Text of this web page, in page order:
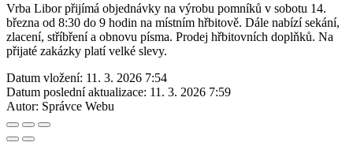
Vrba Libor přijímá objednávky na výrobu pomníků v sobotu 14.
března od 8:30 do 9 hodin na místním hřbitově. Dále nabízí sekání,
zlacení, stříbření a obnovu písma. Prodej hřbitovních doplňků. Na
přijaté zakázky platí velké slevy.
Datum vložení: 11. 3. 2026 7:54
Datum poslední aktualizace: 11. 3. 2026 7:59
Autor: Správce Webu